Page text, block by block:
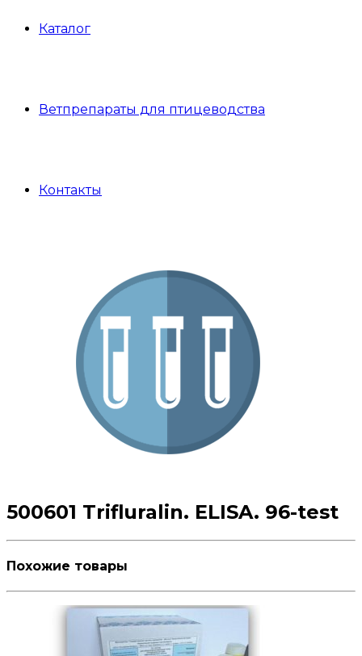
Каталог
Ветпрепараты для птицеводства
Контакты
500601 Trifluralin. ELISA. 96-test
Похожие товары